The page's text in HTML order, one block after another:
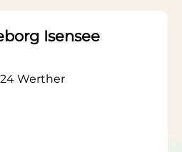
Isensee
Werther